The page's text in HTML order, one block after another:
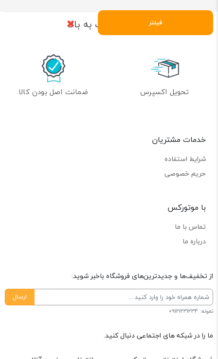
فیلتر بازگشت به بالا
تحویل اکسپرس ضمانت اصل بودن کالا
خدمات مشتریان
شرایط استفاده
حریم خصوصی
با موتورکس
تماس با ما
درباره ما
از تخفیف‌ها و جدیدترین‌های فروشگاه باخبر شوید:
ارسال
نمونه: 09121231234
ما را در شبکه های اجتماعی دنبال کنید.